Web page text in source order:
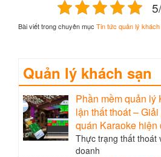
Bài viết trong chuyên mục Tin tức quản lý
Quản lý khách sạn
Phần mềm quản lý
lận thất thoát –
quán Karaoke hiện
Thực trạng thất thoát
doanh